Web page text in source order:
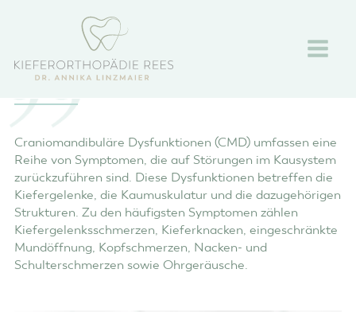
CMD-BEHANDLUNG
Craniomandibuläre Dysfunktionen (CMD) umfassen eine
Reihe von Symptomen, die auf Störungen im Kausystem
zurückzuführen sind. Diese Dysfunktionen betreffen die
Kiefergelenke, die Kaumuskulatur und die dazugehörigen
Strukturen. Zu den häufigsten Symptomen zählen
Kiefergelenksschmerzen, Kieferknacken, eingeschränkte
Mundöffnung, Kopfschmerzen, Nacken- und
Schulterschmerzen sowie Ohrgeräusche.